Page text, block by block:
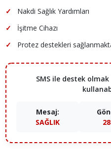
✓
Nakdi Sağlık Yardımları
✓
İşitme Cihazı
✓
Protez destekleri
SMS ile destek
Mesaj:
SAĞLIK